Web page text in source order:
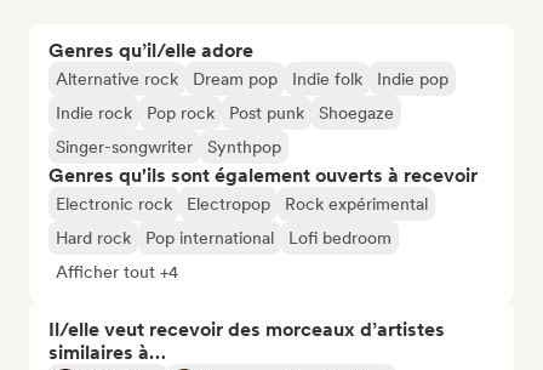
Genres qu’il/elle adore
Alternative rock Dream pop Indie folk
Indie pop
Indie rock
Pop rock Post punk
Shoegaze
Singer-songwriter
Synthpop
Genres qu'ils sont également ouverts à recevoir
Electronic rock Electropop
Rock expérimental
Hard rock
Pop international
Lofi bedroom
Afficher tout +4
Il/elle veut recevoir des morceaux d’artistes
similaires à…